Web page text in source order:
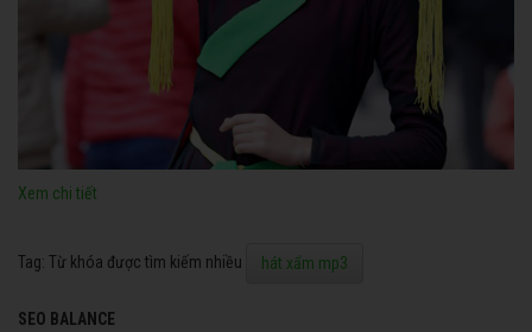
Xem chi tiết
Tag: Từ khóa được tìm kiếm nhiều hát xẩm mp3
SEO BALANCE